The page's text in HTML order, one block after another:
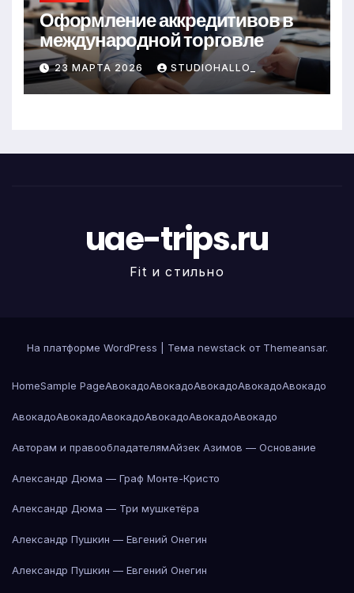
Оформление аккредитивов в
международной торговле
23 МАРТА 2026 STUDIOHALLO_
uae-trips.ru
Fit и стильно
На платформе WordPress Тема newstack от Themeansar.
HomeSample PageАвокадоАвокадоАвокадоАвокадоАвокадо
АвокадоАвокадоАвокадоАвокадоАвокадоАвокадо
Авторам и правообладателямАйзек Азимов — Основание
Александр Дюма — Граф Монте-Кристо
Александр Дюма — Три мушкетёра
Александр Пушкин — Евгений Онегин
Александр Пушкин — Евгений Онегин